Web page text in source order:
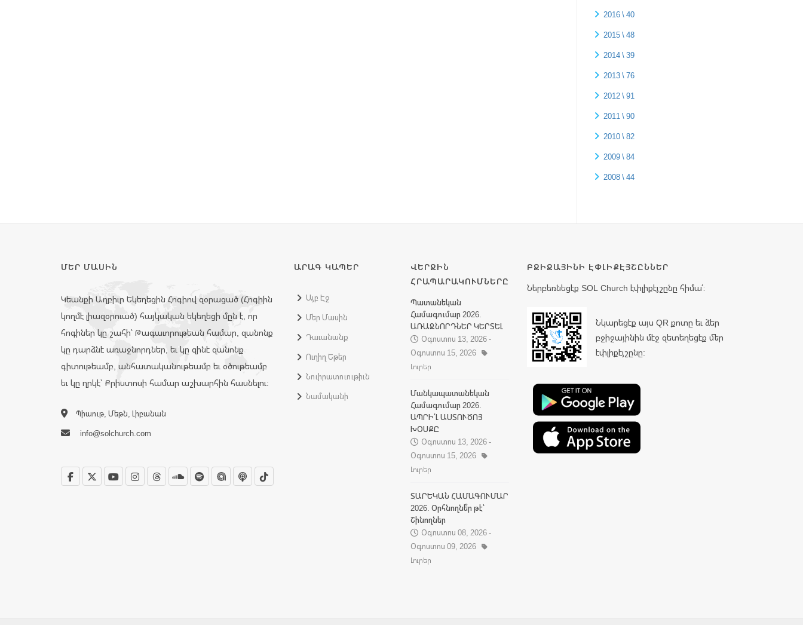
2016 \ 40
2015 \ 48
2014 \ 39
2013 \ 76
2012 \ 91
2011 \ 90
2010 \ 82
2009 \ 84
2008 \ 44
ՄԵՐ ՄԱՍԻՆ
Կեանքի Աղբիւր Եկեղեցին Հոգիով զօրացած (Հոգիին
կողմէ լիազօրուած) հայկական եկեղեցի մըն է, որ
հոգիներ կը շահի՝ Թագաւորութեան համար, զանոնք
կը դարձնէ առաջնորդներ, եւ կը զինէ զանոնք
գիտութեամբ, անհատականութեամբ եւ օծութեամբ
եւ կը ղրկէ՝ Քրիստոսի համար աշխարհին հասնելու:
Պիաութ, Մեթն, Լիբանան
info@solchurch.com
ԱՐԱԳ ԿԱՊԵՐ
Այբ Էջ
Մեր Մասին
Դաւանանք
Ուղիղ Եթեր
Նուիրատուութիւն
Նամականի
ՎԵՐՋԻՆ
ՀՐԱՊԱՐԱԿՈՒՄՆԵՐԸ
Պատանեկան
Համագումար 2026.
ԱՌԱՋՆՈՐԴՆԵՐ ԿԵՐՏԵԼ
Օգոստոս 13, 2026 -
Օգոստոս 15, 2026
Լուրեր
Մանկապատանեկան
Համագումար 2026.
ԱՊՐԻ՛Լ ԱՍՏՈՒԾՈՅ
ԽՕՍՔԸ
Օգոստոս 13, 2026 -
Օգոստոս 15, 2026
Լուրեր
ՏԱՐԵԿԱՆ ՀԱՄԱԳՈՒՄԱՐ
2026. Օրհնողնե՞ր թէ՝
Շինողներ
Օգոստոս 08, 2026 -
Օգոստոս 09, 2026
Լուրեր
ԲՋԻՋԱՅԻՆԻ ԷՓԼԻՔԷՅՇԸՆՆԵՐ
Ներբեռնեցէք SOL Church էփլիքէյշընը հիմա՛։
Նկարեցէք այս QR քոտը եւ ձեր
բջիջայինին մէջ զետեղեցէք մեր
էփլիքէյշընը: